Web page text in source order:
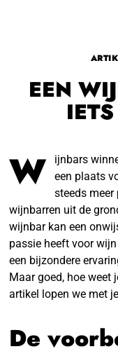
EEN
W
ijnbars
een plaats
steeds meer
wijnbarren uit de
wijnbar kan een
passie heeft voor
een bijzondere
Maar goed, hoe weet
artikel lopen we met
De